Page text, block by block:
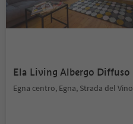
Ela Living Albergo Diffuso
Egna centro, Egna, Strada del Vino